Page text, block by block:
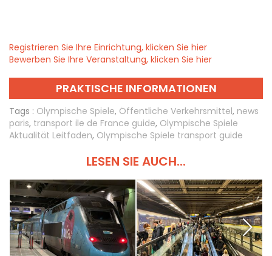
Registrieren Sie Ihre Einrichtung, klicken Sie hier
Bewerben Sie Ihre Veranstaltung, klicken Sie hier
PRAKTISCHE INFORMATIONEN
Tags : Olympische Spiele, Öffentliche Verkehrsmittel, news
paris, transport ile de France guide, Olympische Spiele
Aktualität Leitfaden, Olympische Spiele transport guide
LESEN SIE AUCH...